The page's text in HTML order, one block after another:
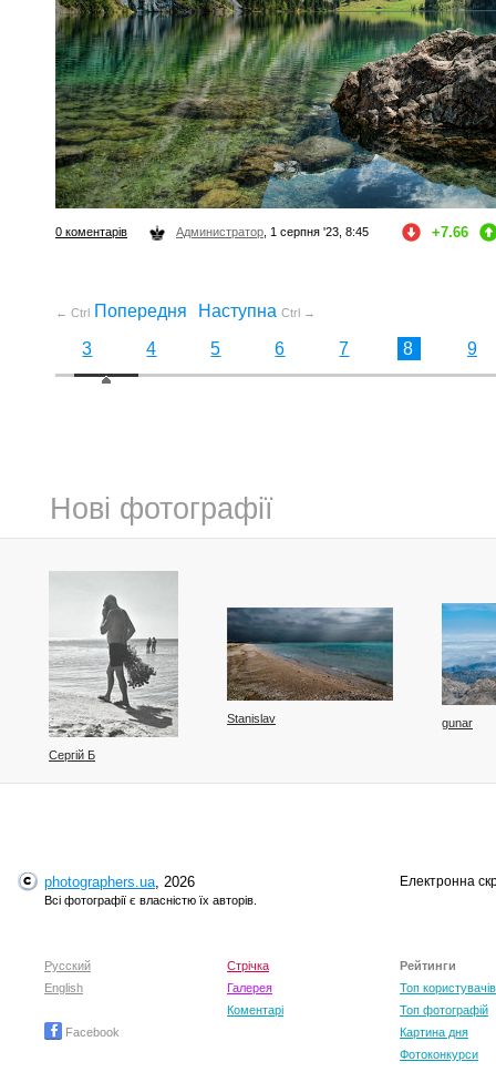
0 коментарів Администратор , 1 серпня '23, 8:45 +7.66
← Ctrl Попередня Наступна Ctrl →
3 4 5 6 7 8 9
Нові фотографії
Сергій Б
Stanislav gunar
Вiктор Ревуцький
photographers.ua, 2026
Всі фотографії є власністю їх авторів.
Електронна
Русский
English
Facebook
Стрічка
Галерея
Коментарі
Рейтинги
Топ користувачів
Топ фотографій
Картина дня
Фотоконкурси